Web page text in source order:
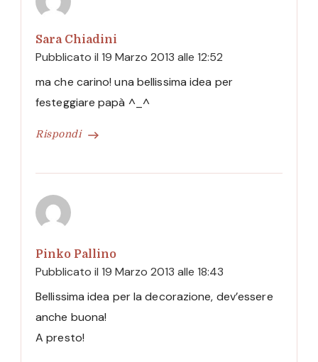
Sara Chiadini
Pubblicato il 19 Marzo 2013 alle 12:52
Rispondi
ma che carino! una bellissima idea per
festeggiare papà ^_^
Pinko Pallino
Pubblicato il 19 Marzo 2013 alle 18:43
Bellissima idea per la decorazione, dev’essere
anche buona!
A presto!